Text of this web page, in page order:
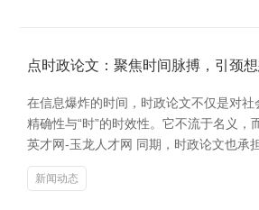
点时政论文：聚焦时间脉搏，引颈
在信息爆炸的时间，时政论文不仅是对
精确性与“时”的时效性。它不流于名义
英才网-玉龙人才网 同期，时政论文也承
新闻动态